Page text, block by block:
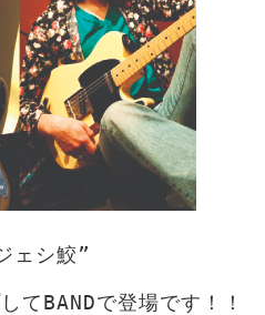
ェシ鮫”
てBANDで登場です！！